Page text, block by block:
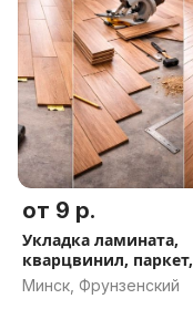
от 9 р.
Укладка ламината,
кварцвинил, паркет,
плинтуса
Минск, Фрунзенский